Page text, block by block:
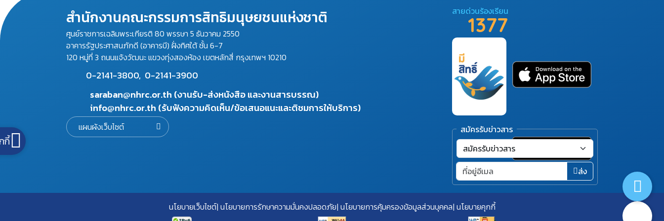
สำนักงานคณะกรรมการสิทธิมนุษยชนแห่งชาติ
ศูนย์ราชการเฉลิมพระเกียรติ 80 พรรษา 5 ธันวาคม 2550
อาคารรัฐประศาสนภักดี (อาคารบี) ฝั่งทิศใต้ ชั้น 6-7
120 หมู่ที่ 3 ถนนแจ้งวัฒนะ แขวงทุ่งสองห้อง เขตหลักสี่ กรุงเทพฯ 10210
0-2141-3800, 0-2141-3900
saraban@nhrc.or.th (งานรับ-ส่งหนังสือ และงานสารบรรณ)
info@nhrc.or.th (รับฟังความคิดเห็น/ข้อเสนอแนะและติชมการให้บริการ)
แผนผังเว็บไซต์
สายด่วนร้องเรียน
1377
สมัครรับข่าวสาร
ส่ง
นโยบายเว็บไซต์ นโยบายการรักษาความมั่นคงปลอดภัย นโยบายการคุ้มครองข้อมูลส่วนบุคคล นโยบายคุกกี้
กี้